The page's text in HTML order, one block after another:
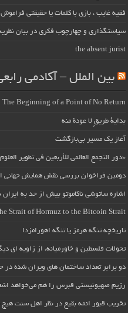
فقیه غایب ، بازی با کلمات یا حقیقتی
سیاستگذاری و چهارچوب فکری در بیان
the absent jurist
بین الملل – آکادمی
The Beginning of a Point of No Return
بداية طريقٍ لا عودة منه
آغاز یک مسیر بی‌بازگشت
«دور التجمع العالمي للأربعين في تطوير
دومین فراخوان بررسی نقش همایش جهانی
اشاره ساتوشی ناکاموتو بیش از حد به
Strait of Hormuz to the Bitcoin Strait
تاریخچه تنگه هرمز یا تنگه اهورامزدا
تحولات فلسطین و خاورمیانه، از زاویه
دو برابر تعداد ساختمان های ویران شده در
رژیم صهیونیستی قبرس را هم می‌خواهد
تخریب قبور ائمه بقیع در نظر اهل سنت هیچ